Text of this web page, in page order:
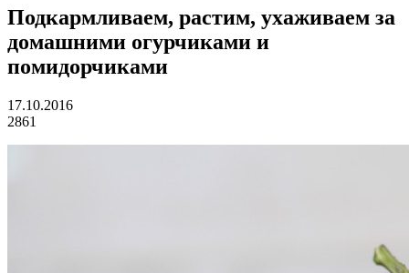
Подкармливаем, растим, ухаживаем за
домашними огурчиками и
помидорчиками
17.10.2016
2861